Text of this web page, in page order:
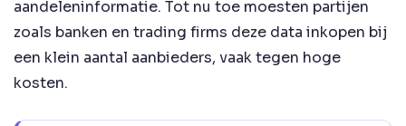
aandeleninformatie. Tot nu toe moesten partijen
zoals banken en trading firms deze data inkopen bij
een klein aantal aanbieders, vaak tegen hoge
kosten.